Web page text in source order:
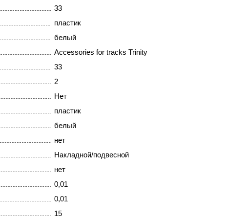
33
пластик
белый
Accessories for tracks Trinity
33
2
Нет
пластик
белый
нет
Накладной/подвесной
нет
0,01
0,01
15